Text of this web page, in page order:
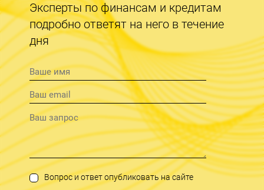
Эксперты по финансам и кредитам
подробно ответят на него в течение
дня
Вопрос и ответ опубликовать на сайте